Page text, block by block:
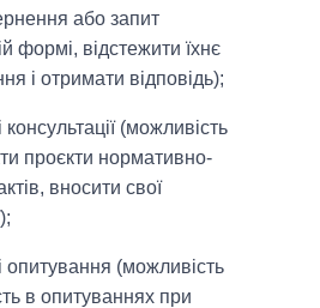
або запит
формі, відстежити їхнє
і отримати відповідь);
консультації (можливість
проєкти нормативно-
вносити свої
опитування (можливість
в опитуваннях при